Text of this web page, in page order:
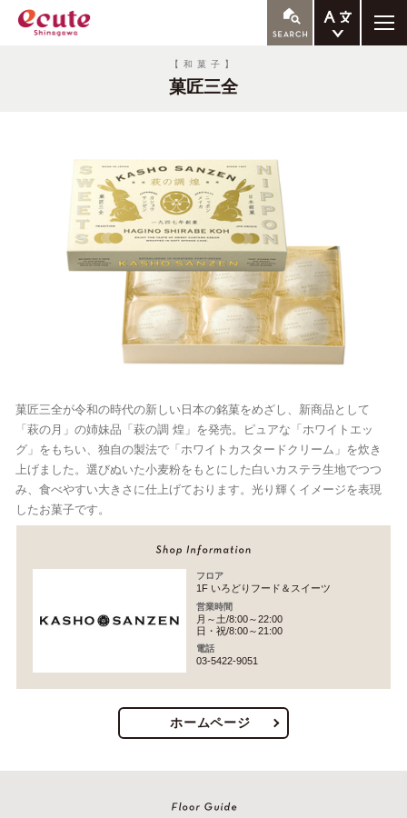
【和菓子】
菓匠三全
菓匠三全が令和の時代の新しい日本の銘菓をめざし、新商品として
「萩の月」の姉妹品「萩の調 煌」を発売。ピュアな「ホワイトエッ
グ」をもちい、独自の製法で「ホワイトカスタードクリーム」を炊き
上げました。選びぬいた小麦粉をもとにした白いカステラ生地でつつ
み、食べやすい大きさに仕上げております。光り輝くイメージを表現
したお菓子です。
フロア
1F いろどりフード＆スイーツ
営業時間
月～土/8:00～22:00
日・祝/8:00～21:00
電話
03-5422-9051
ホームページ